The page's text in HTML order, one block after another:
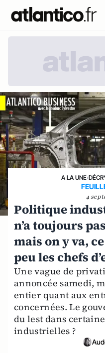
A LA UNE›
4
Politique
n’a toujours
mais on y va,
peu les chefs
Une vague de
annoncée samedi,
entier quant aux
concernées. Le
du lest dans
industrielles ?